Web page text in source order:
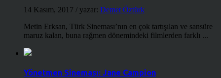
14 Kasım, 2017 / yazar: Demet Öztürk
Metin Erksan, Türk Sineması’nın en çok tartışılan ve sansüre
maruz kalan, buna rağmen dönemindeki filmlerden farklı ...
Yönetmen Sineması: Jane Campion